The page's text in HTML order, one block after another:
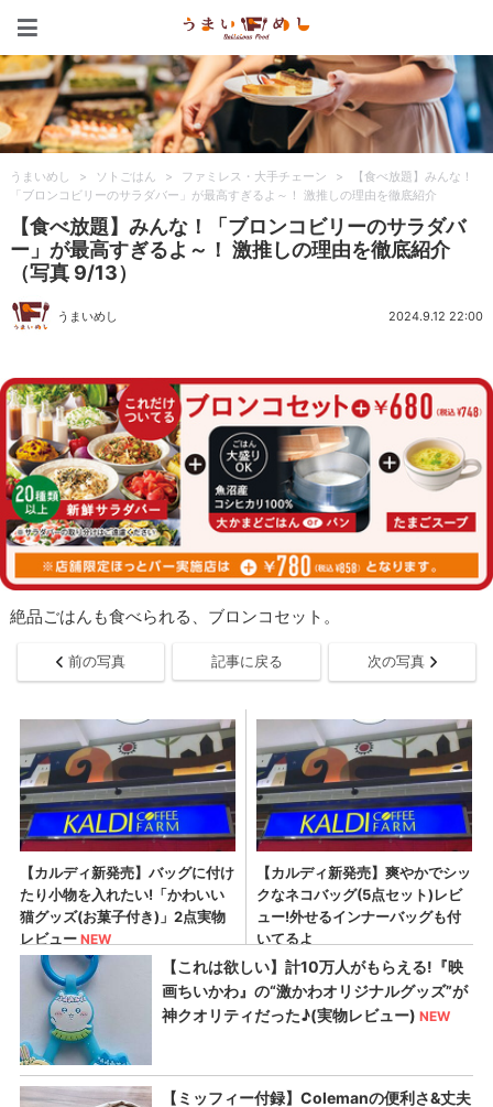
うまいめし > ソトごはん > ファミレス・大手チェーン >
【食べ放題】みんな！
「ブロンコビリーのサラダバー」が最高すぎるよ～！ 激推しの理由を徹底紹介
【食べ放題】みんな！「ブロンコビリーのサラダバ
ー」が最高すぎるよ～！ 激推しの理由を徹底紹介
（写真 9/13）
うまいめし 2024.9.12 22:00
絶品ごはんも食べられる、ブロンコセット。
前の写真 記事に戻る 次の写真